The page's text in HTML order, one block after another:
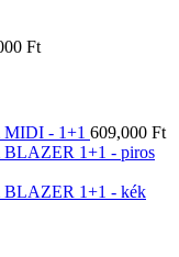
Ft
MIDI - 1+1 609,000 Ft
BLAZER 1+1 - piros
BLAZER 1+1 - kék